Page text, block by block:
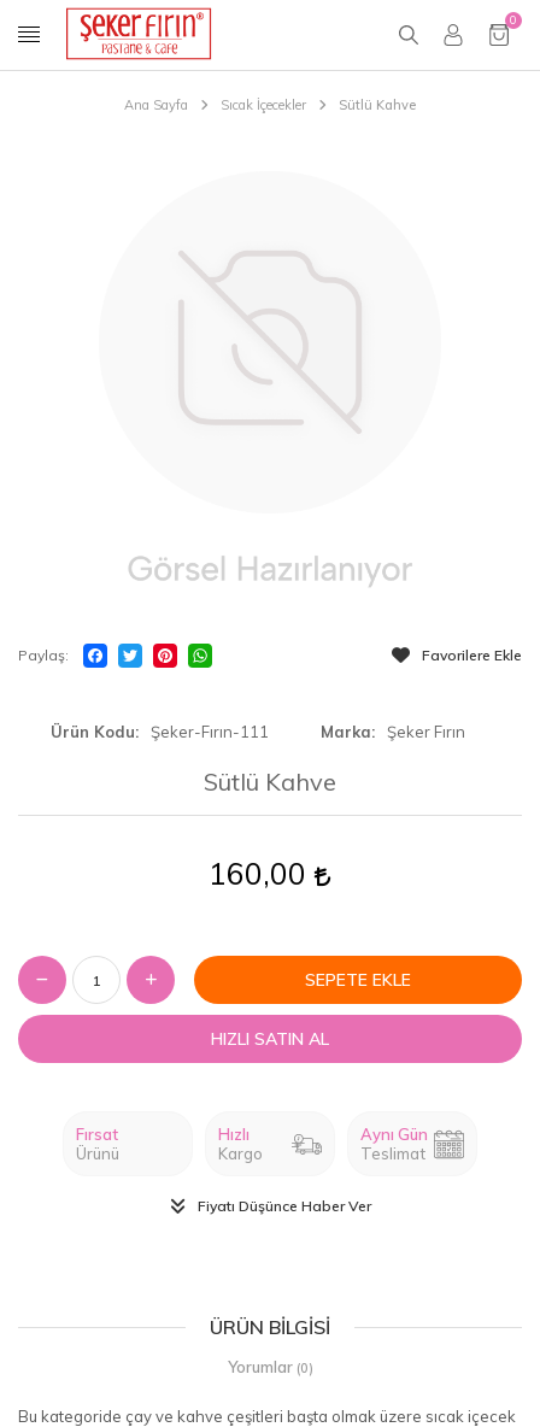
0
Ana Sayfa Sıcak İçecekler Sütlü Kahve
Paylaş Favorilere Ekle
Ürün Kodu Şeker-Fırın-111 Marka Şeker Fırın
Sütlü Kahve
160,00
SEPETE EKLE
HIZLI SATIN AL
Fırsat
Ürünü
Hızlı
Kargo
Aynı Gün
Teslimat
Fiyatı Düşünce Haber Ver
ÜRÜN BILGISI
Yorumlar (0)
Bu kategoride çay ve kahve çeşitleri başta olmak üzere sıcak içecek